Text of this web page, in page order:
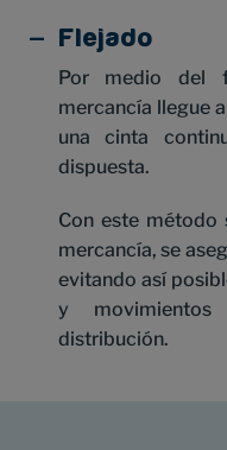
Flejado
Por medio del
mercancía llegue
una cinta
dispuesta.
Con este
mercancía, se
evitando así
y
distribución.